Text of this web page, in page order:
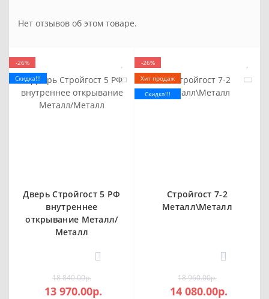
Нет отзывов об этом товаре.
-26%
Скидка!!!
Дверь Стройгост 5 РФ
внутреннее
открывание Металл/
Металл
0
18 840.00р.
13 970.00р.
-26%
Хит продаж
Скидка!!!
Стройгост 7-2
Металл\Металл
0
18 960.00р.
14 080.00р.